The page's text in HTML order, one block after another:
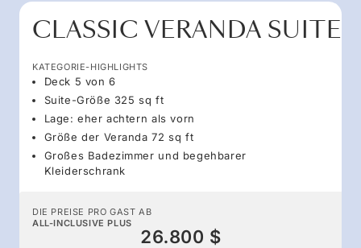
CLASSIC VERANDA SUITE
KATEGORIE-HIGHLIGHTS
Deck 5 von 6
Suite-Größe 325 sq ft
Lage: eher achtern als vorn
Größe der Veranda 72 sq ft
Großes Badezimmer und begehbarer
Kleiderschrank
DIE PREISE PRO GAST AB
ALL-INCLUSIVE PLUS
26.800 $